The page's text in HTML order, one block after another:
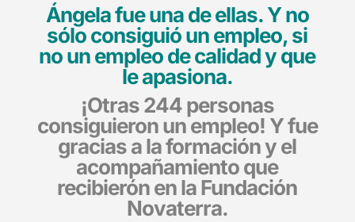
Ángela fue una de ellas. Y no
sólo consiguió un empleo, si
no un empleo de calidad y que
le apasiona.
¡Otras 244 personas
consiguieron un empleo! Y fue
gracias a la formación y el
acompañamiento que
recibierón en la Fundación
Novaterra.